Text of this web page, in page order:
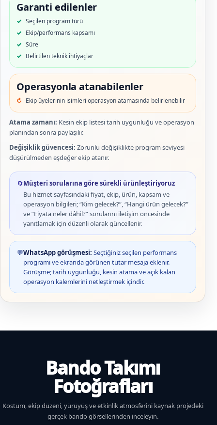
Garanti edilenler
Seçilen program türü
Ekip/performans kapsamı
Süre
Belirtilen teknik ihtiyaçlar
Operasyonla atanabilenler
Ekip üyelerinin isimleri operasyon atamasında belirlenebilir
Atama zamanı: Kesin ekip listesi tarih uygunluğu ve operasyon
planından sonra paylaşılır.
Değişiklik güvencesi: Zorunlu değişiklikte program seviyesi
düşürülmeden eşdeğer ekip atanır.
🔄Müşteri sorularına göre sürekli ürünleştiriyoruz
Bu hizmet sayfasındaki fiyat, ekip, ürün, kapsam ve
operasyon bilgileri; “Kim gelecek?”, “Hangi ürün gelecek?”
ve “Fiyata neler dâhil?” sorularını iletişim öncesinde
yanıtlamak için düzenli olarak güncellenir.
💬WhatsApp görüşmesi: Seçtiğiniz seçilen performans
programı ve ekranda görünen tutar mesaja eklenir.
Görüşme; tarih uygunluğu, kesin atama ve açık kalan
operasyon kalemlerini netleştirmek içindir.
Bando Takımı
Fotoğrafları
Kostüm, ekip düzeni, yürüyüş ve etkinlik atmosferini kaynak projedeki
gerçek bando görsellerinden inceleyin.